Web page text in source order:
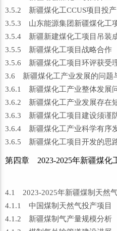
3.5.2 新疆煤化工CCUS项目投产
3.5.3 山东能源集团新疆煤化工
3.5.4 新疆新建煤化工项目吊装
3.5.5 新疆煤化工项目战略合作
3.5.6 新疆煤化工项目环评获受
3.6 新疆煤化工产业发展的问题
3.6.1 新疆煤化工产业整体发展
3.6.2 新疆煤化工产业发展存在
3.6.3 新疆煤化工项目建设须谨
3.6.4 新疆煤化工产业科学有序
3.6.5 新疆煤化工项目开发的思
第四章 2023-2025年新疆煤化
4.1 2023-2025年新疆煤制天然
4.1.1 中国煤制天然气投产项目
4.1.2 新疆煤制气产量规模分析